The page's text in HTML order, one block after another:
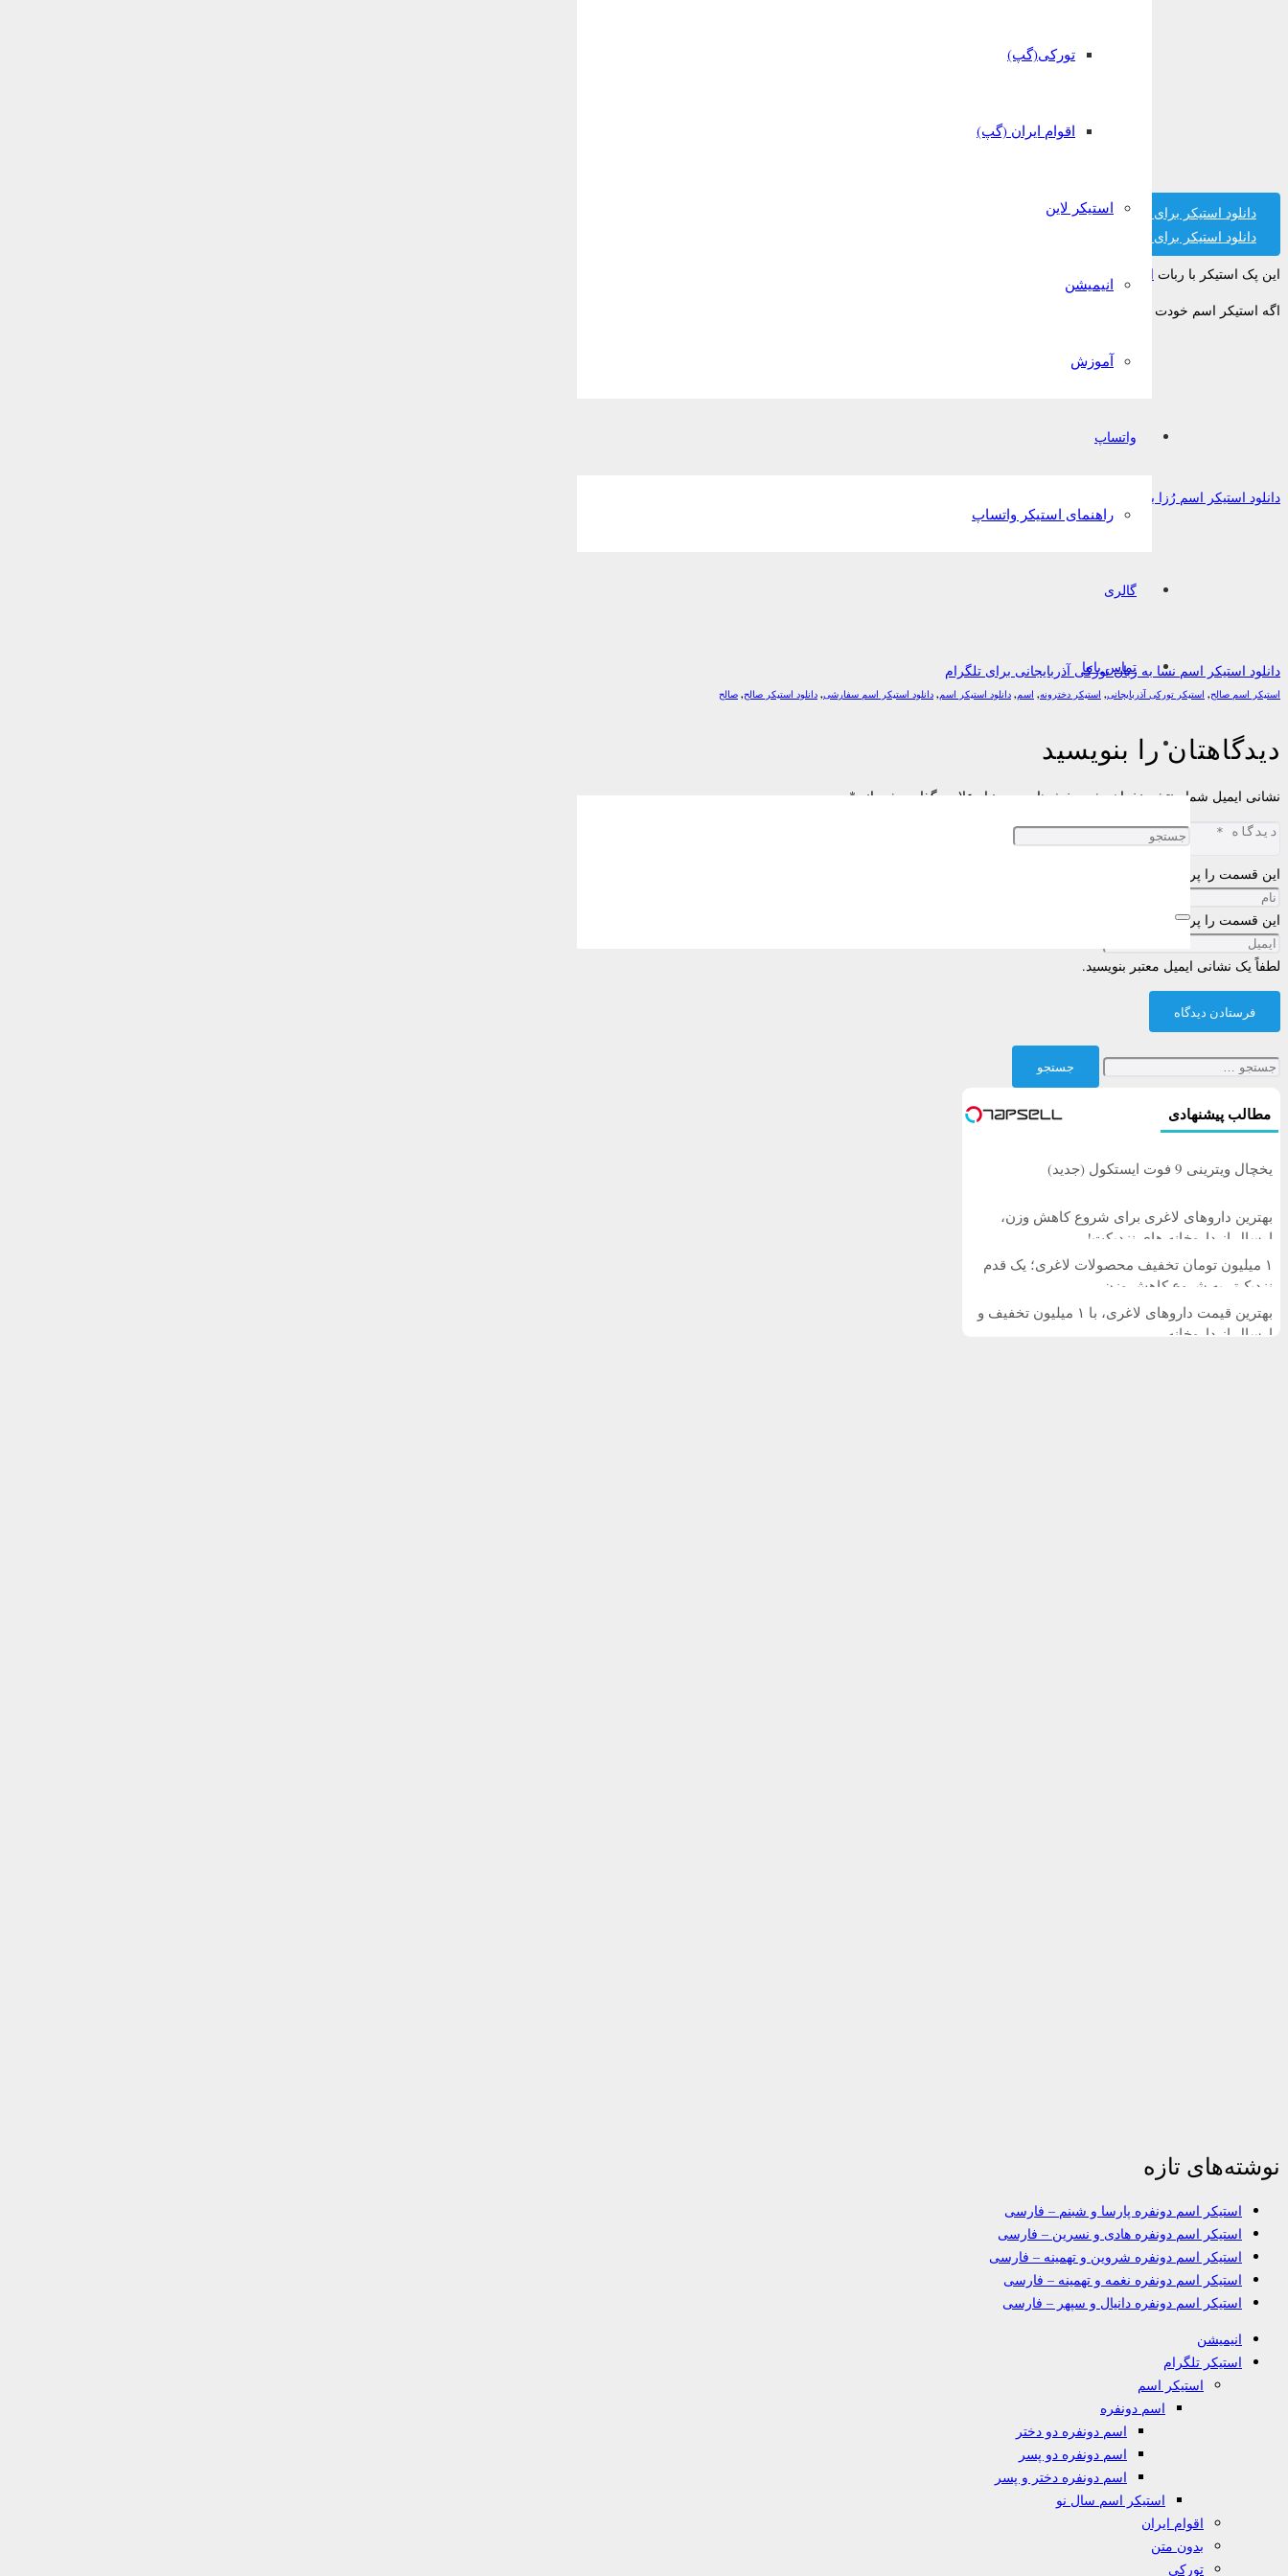
تورکی(گپ)
اقوام ایران (گپ)
استیکر لاین
انیمیشن
آموزش
واتساپ
راهنمای استیکر واتساپ
گالری
تماس باما
دانلود استیکر برای تلگرام
دانلود استیکر برای واتساپ
این پک استیکر با ربات استیکر ساز قونشو
اگه استیکر اسم خودت رو پیدا نکردی میتونی تو ربات قونشو رایگان بسازیش!
دانلود استیکر اسم رُزا به زبان فارسی برای تلگرام
دانلود استیکر اسم نسا به زبان تورکی آذربایجانی برای تلگرام
استیکر اسم صالح, استیکر تورکی آذربایجانی, استیکر دخترونه, اسم, دانلود استیکر اسم, دانلود استیکر اسم سفارشی, دانلود استیکر صالح, صالح
دیدگاهتان را بنویسید
نشانی ایمیل شما منتشر نخواهد شد. بخش‌های موردنیاز علامت‌گذاری شده‌اند *
این قسمت را پر کنید
این قسمت را پر کنید
لطفاً یک نشانی ایمیل معتبر بنویسید.
فرستادن دیدگاه
جستجو
برای:
مطالب پیشنهادی
یخچال ویترینی 9 فوت ایستکول (جدید)
بهترین داروهای لاغری برای شروع کاهش وزن،
ارسال از داروخانه های نزدیکت!
۱ میلیون تومان تخفیف محصولات لاغری؛ یک قدم
نزدیک‌تر به شروع کاهش وزن
بهترین قیمت داروهای لاغری، با ۱ میلیون تخفیف و
ارسال از داروخانه‌
نوشته‌های تازه
استیکر اسم دونفره پارسا و شبنم – فارسی
استیکر اسم دونفره هادی و نسرین – فارسی
استیکر اسم دونفره شروین و تهمینه – فارسی
استیکر اسم دونفره نغمه و تهمینه – فارسی
استیکر اسم دونفره دانیال و سپهر – فارسی
انیمیشن
استیکر تلگرام
استیکر اسم
اسم دونفره
اسم دونفره دو دختر
اسم دونفره دو پسر
اسم دونفره دختر و پسر
استیکر اسم سال نو
اقوام ایران
بدون متن
تورکی